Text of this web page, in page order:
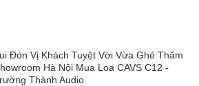
Đón Vị Khách Tuyệt Vời Vừa Ghé Thăm
Hà Nội Mua Loa CAVS C12 -
Thành Audio